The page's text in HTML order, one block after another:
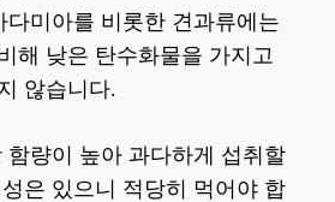
다미아를 비롯한 견과류에는
해 낮은 탄수화물을 가지고
않습니다.
함량이 높아 과다하게 섭취할
은 있으니 적당히 먹어야 합